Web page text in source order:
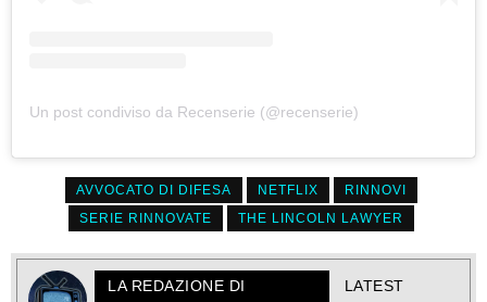
Un post condiviso da Recenserie (@recenserie)
AVVOCATO DI DIFESA NETFLIX
RINNOVI
SERIE RINNOVATE
THE LINCOLN LAWYER
LA REDAZIONE DI
LATEST